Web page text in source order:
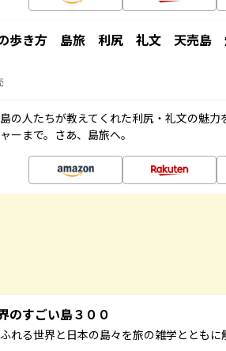
歩き方 島旅 利尻 礼文 天売島
の人たちが教えてくれた利尻・礼文の魅力
ーまで。さあ、島旅へ。
のすごい島３００
れる世界と日本の島々を旅の雑学とともに